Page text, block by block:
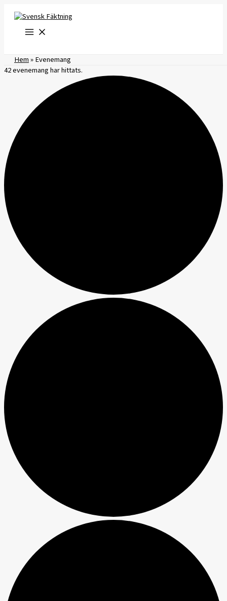
innehåll
Hem»Evenemang
42 evenemang har hittats.